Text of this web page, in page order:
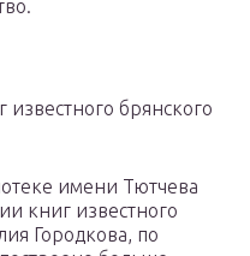
брянского
имени Тютчева
книг известного
Городкова, по